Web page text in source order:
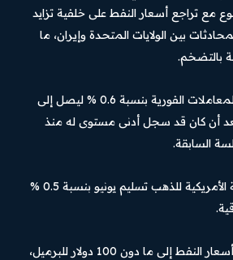
مع تراجع أسعار النفط على خلفية تزايد
بين الولايات المتحدة وإيران، ما
بالتضخم.
وارتفع سعر الذهب في المعاملات الفورية بنسبة 0.6 % ليصل إلى
بعد أن كان قد سجل أدنى مستوى له منذ
السابقة.
كما صعدت العقود الآجلة الأمريكية للذهب تسليم يونيو بنسبة 0.5 %
وفي المقابل، انخفضت أسعار النفط إلى ما دون 100 دولار للبرميل،